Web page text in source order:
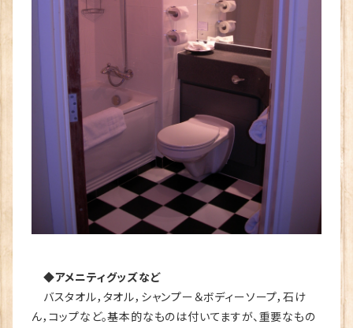
◆アメニティグッズなど
バスタオル，タオル，シャンプー＆ボディーソープ，石け
ん，コップなど。基本的なものは付いてますが、重要なもの